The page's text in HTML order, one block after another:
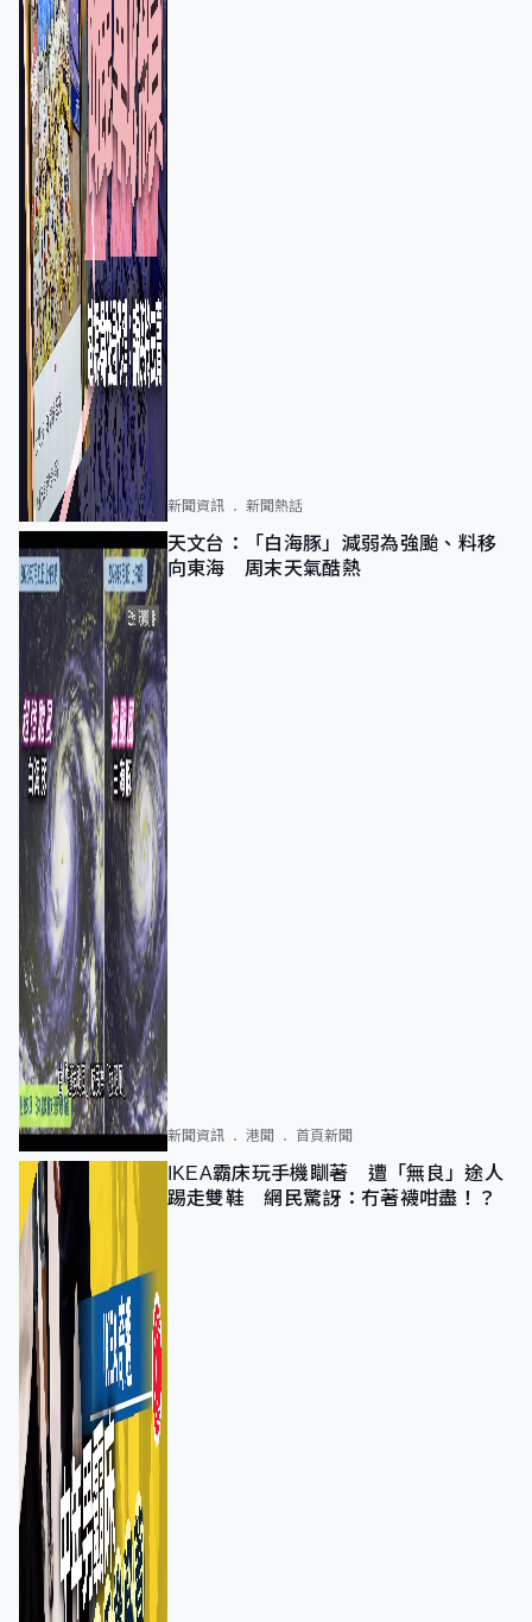
新聞資訊 新聞熱話
天文台：「白海豚」減弱為強颱、料移
向東海 周末天氣酷熱
新聞資訊 港聞 首頁新聞
IKEA霸床玩手機瞓著 遭「無良」途人
踢走雙鞋 網民驚訝：冇著襪咁盡！？